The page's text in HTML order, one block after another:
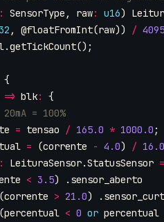
: SensorType , raw: u16)
, @floatFromInt(raw)) /
.getTickCount();
{
=> blk:
{
= tensao / 165.0 * 1000.0 ;
= (corrente - 4.0) / 16.0
: LeituraSensor.StatusSensor =
< 3.5) . sensor_aberto
(corrente > 21.0) .
(percentual < 0 or percentual